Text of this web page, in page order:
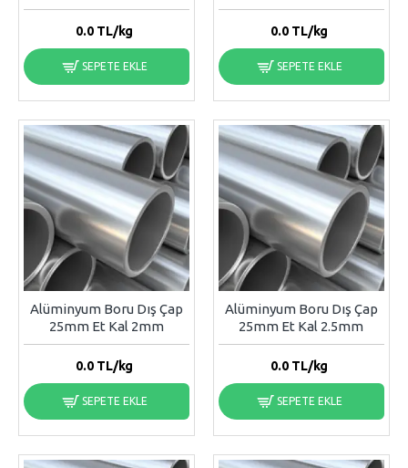
0.0TL/kg
SEPETE EKLE
0.0TL/kg
SEPETE EKLE
Alüminyum Boru Dış Çap
25mm Et Kal 2mm
0.0TL/kg
SEPETE EKLE
Alüminyum Boru Dış Çap
25mm Et Kal 2.5mm
0.0TL/kg
SEPETE EKLE